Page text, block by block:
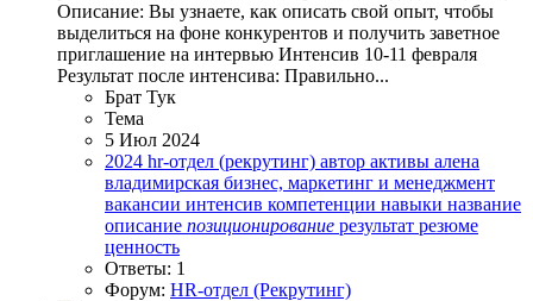
Описание: Вы узнаете, как описать свой опыт, чтобы
выделиться на фоне конкурентов и получить заветное
приглашение на интервью Интенсив 10-11 февраля
Результат после интенсива: Правильно...
Брат Тук
Тема
5 Июл 2024
2024 hr-отдел (рекрутинг) автор активы алена
владимирская бизнес, маркетинг и менеджмент
вакансии интенсив компетенции навыки название
описание позиционирование результат резюме
ценность
Ответы: 1
Форум: HR-отдел (Рекрутинг)